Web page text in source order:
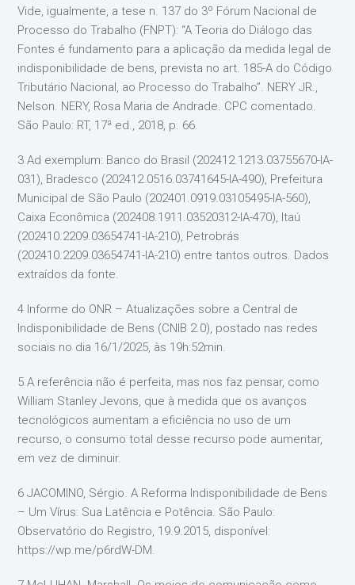
Vide, igualmente, a tese n. 137 do 3º Fórum Nacional de
Processo do Trabalho (FNPT): “A Teoria do Diálogo das
Fontes é fundamento para a aplicação da medida legal de
indisponibilidade de bens, prevista no art. 185-A do Código
Tributário Nacional, ao Processo do Trabalho”. NERY JR.,
Nelson. NERY, Rosa Maria de Andrade. CPC comentado.
São Paulo: RT, 17ª ed., 2018, p. 66.
3 Ad exemplum: Banco do Brasil (202412.1213.03755670-IA-
031), Bradesco (202412.0516.03741645-IA-490), Prefeitura
Municipal de São Paulo (202401.0919.03105495-IA-560),
Caixa Econômica (202408.1911.03520312-IA-470), Itaú
(202410.2209.03654741-IA-210), Petrobrás
(202410.2209.03654741-IA-210) entre tantos outros. Dados
extraídos da fonte.
4 Informe do ONR – Atualizações sobre a Central de
Indisponibilidade de Bens (CNIB 2.0), postado nas redes
sociais no dia 16/1/2025, às 19h:52min.
5 A referência não é perfeita, mas nos faz pensar, como
William Stanley Jevons, que à medida que os avanços
tecnológicos aumentam a eficiência no uso de um
recurso, o consumo total desse recurso pode aumentar,
em vez de diminuir.
6 JACOMINO, Sérgio. A Reforma Indisponibilidade de Bens
– Um Vírus: Sua Latência e Potência. São Paulo:
Observatório do Registro, 19.9.2015, disponível:
https://wp.me/p6rdW-DM.